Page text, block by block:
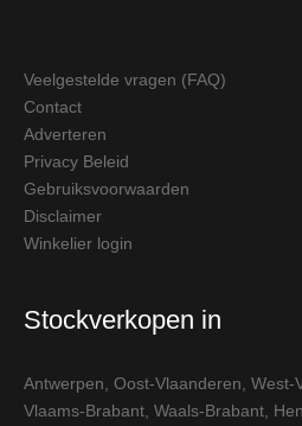
Veelgestelde vragen (FAQ)
Contact
Adverteren
Privacy Beleid
Gebruiksvoorwaarden
Disclaimer
Winkelier login
Stockverkopen in
Antwerpen Oost-Vlaanderen West-
Vlaams-Brabant Waals-Brabant